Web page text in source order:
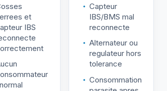
et
IBS
Capteur
IBS/BMS mal
reconnecte
Alternateur ou
regulateur hors
tolerance
Consommation